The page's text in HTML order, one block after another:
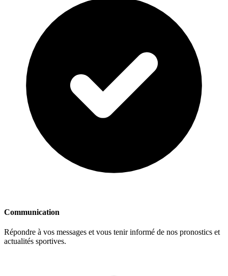
Communication
Répondre à vos messages et vous tenir informé de nos pronostics et
actualités sportives.